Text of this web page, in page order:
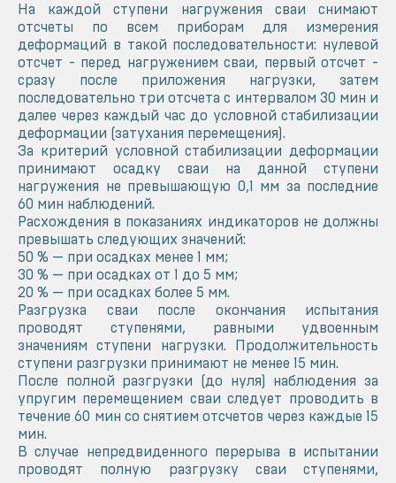
На каждой ступени нагружения сваи снимают
отсчеты по всем приборам для измерения
деформаций в такой последовательности: нулевой
отсчет - перед нагружением сваи, первый отсчет -
сразу после приложения нагрузки, затем
последовательно три отсчета с интервалом 30 мин и
далее через каждый час до условной стабилизации
деформации (затухания перемещения).
За критерий условной стабилизации деформации
принимают осадку сваи на данной ступени
нагружения не превышающую 0,1 мм за последние
60 мин наблюдений.
Расхождения в показаниях индикаторов не должны
превышать следующих значений:
50 % — при осадках менее 1 мм;
30 % — при осадках от 1 до 5 мм;
20 % — при осадках более 5 мм.
Разгрузка сваи после окончания испытания
проводят ступенями, равными удвоенным
значениям ступени нагрузки. Продолжительность
ступени разгрузки принимают не менее 15 мин.
После полной разгрузки (до нуля) наблюдения за
упругим перемещением сваи следует проводить в
течение 60 мин со снятием отсчетов через каждые 15
мин.
В случае непредвиденного перерыва в испытании
проводят полную разгрузку сваи ступенями,